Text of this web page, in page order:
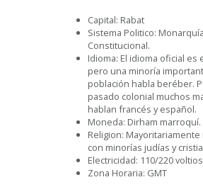
Capital: Rabat
Sistema Politico: Monarquía
Constitucional.
Idioma: El idioma oficial es
pero una minoría
población habla beréber.
pasado colonial muchos
hablan francés y español.
Moneda: Dirham marroquí.
Religion:
con minorías judías y
Electricidad: 110/220
Zona Horaria: GMT